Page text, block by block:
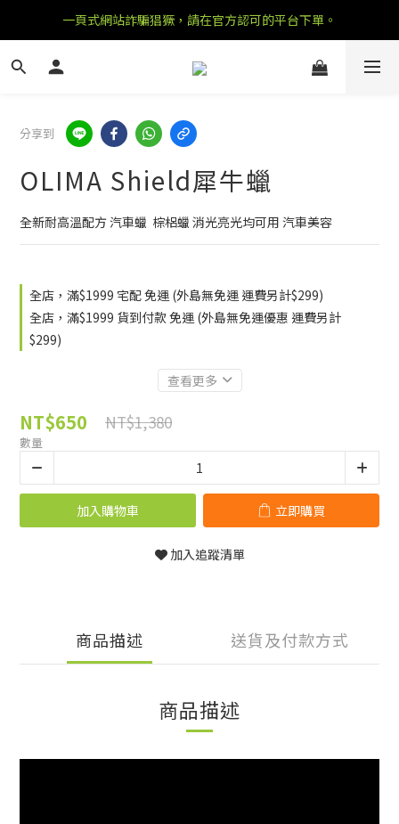
一頁式網站詐騙猖獗，請在官方認可的平台下單。
分享到
OLIMA Shield犀牛蠟
全新耐高溫配方 汽車蠟  棕梠蠟 消光亮光均可用 汽車美容
全店，滿$1999 宅配 免運 (外島無免運 運費另計$299)
全店，滿$1999 貨到付款 免運 (外島無免運優惠 運費另計
$299)
查看更多
NT$650 NT$1,380
數量
加入購物車 立即購買
加入追蹤清單
商品描述 送貨及付款方式
商品描述